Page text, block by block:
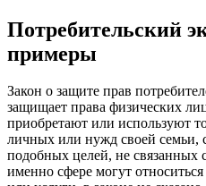
Потребительский
примеры
Закон о защите прав
защищает права физических
приобретают или используют
личных или нужд своей семьи,
подобных целей, не связанных
именно сфере могут